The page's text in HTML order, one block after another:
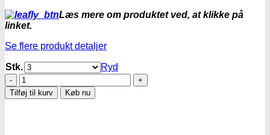
Læs mere om produktet ved, at klikke på
linket.
Se flere produkt detaljer
Stk.
Ryd
Arjans
Strawberry
Haze
Tilføj til kurv Køb nu